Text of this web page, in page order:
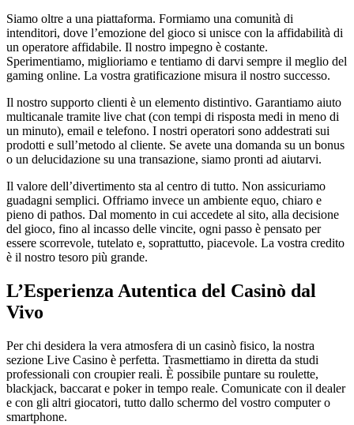
Siamo oltre a una piattaforma. Formiamo una comunità di
intenditori, dove l’emozione del gioco si unisce con la affidabilità di
un operatore affidabile. Il nostro impegno è costante.
Sperimentiamo, miglioriamo e tentiamo di darvi sempre il meglio del
gaming online. La vostra gratificazione misura il nostro successo.
Il nostro supporto clienti è un elemento distintivo. Garantiamo aiuto
multicanale tramite live chat (con tempi di risposta medi in meno di
un minuto), email e telefono. I nostri operatori sono addestrati sui
prodotti e sull’metodo al cliente. Se avete una domanda su un bonus
o un delucidazione su una transazione, siamo pronti ad aiutarvi.
Il valore dell’divertimento sta al centro di tutto. Non assicuriamo
guadagni semplici. Offriamo invece un ambiente equo, chiaro e
pieno di pathos. Dal momento in cui accedete al sito, alla decisione
del gioco, fino al incasso delle vincite, ogni passo è pensato per
essere scorrevole, tutelato e, soprattutto, piacevole. La vostra credito
è il nostro tesoro più grande.
L’Esperienza Autentica del Casinò dal
Vivo
Per chi desidera la vera atmosfera di un casinò fisico, la nostra
sezione Live Casino è perfetta. Trasmettiamo in diretta da studi
professionali con croupier reali. È possibile puntare su roulette,
blackjack, baccarat e poker in tempo reale. Comunicate con il dealer
e con gli altri giocatori, tutto dallo schermo del vostro computer o
smartphone.